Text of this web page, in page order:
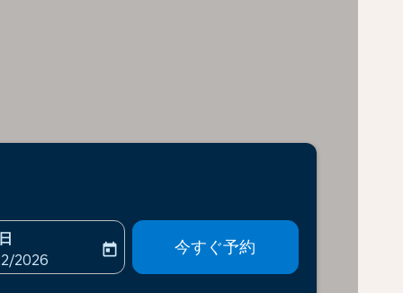
labelreturn-date-aria-label
2026
today 今すぐ予約